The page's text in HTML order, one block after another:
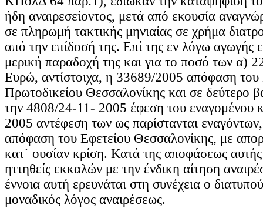
ήδη αναιρεσείοντος, μετά από εκουσία
σε πληρωμή τακτικής μηνιαίας σε χρήμα
από την επίδοσή της. Επί της εν λόγω αγωγής
μερική παραδοχή της και για το ποσό των α)
Ευρώ, αντίστοιχα, η 33689/2005 απόφαση
Πρωτοδικείου Θεσσαλονίκης και σε δεύτερο
την 4808/24-11- 2005 έφεση του εναγομένου
2005 αντέφεση των ως παρίστανται
απόφαση του Εφετείου Θεσσαλονίκης, με
κατ` ουσίαν κρίση. Κατά της αποφάσεως αυτής
ηττηθείς εκκαλών με την ένδικη αίτηση
έννοια αυτή ερευνάται στη συνέχεια ο
μοναδικός λόγος αναιρέσεως.